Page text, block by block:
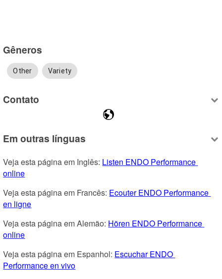
Gêneros
Other Variety
Contato
Em outras línguas
Veja esta página em Inglês: Listen ENDO Performance
online
Veja esta página em Francês: Ecouter ENDO Performance
en ligne
Veja esta página em Alemão: Hören ENDO Performance
online
Veja esta página em Espanhol: Escuchar ENDO
Performance en vivo